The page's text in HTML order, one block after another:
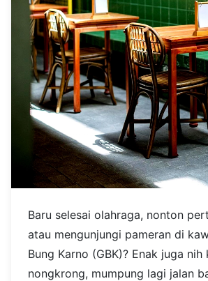
Baru selesai olahraga, nonton
atau mengunjungi pameran di
Bung Karno (GBK)? Enak juga nih
nongkrong, mumpung lagi jalan